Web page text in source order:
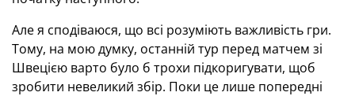
Але я сподіваюся, що всі розуміють важливість гри.
Тому, на мою думку, останній тур перед матчем зі
Швецією варто було б трохи підкоригувати, щоб
зробити невеликий збір. Поки це лише попередні